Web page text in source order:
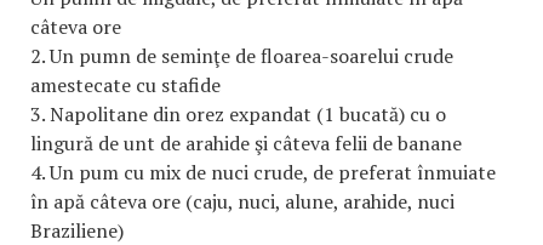
câteva ore
2. Un pumn de seminţe de floarea-soarelui crude
amestecate cu stafide
3. Napolitane din orez expandat (1 bucată) cu o
lingură de unt de arahide şi câteva felii de banane
4. Un pum cu mix de nuci crude, de preferat înmuiate
în apă câteva ore (caju, nuci, alune, arahide, nuci
Braziliene)